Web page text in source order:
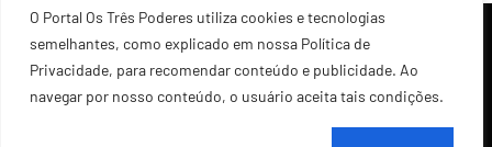
O Portal Os Três Poderes utiliza cookies e tecnologias
semelhantes, como explicado em nossa Política de
Privacidade, para recomendar conteúdo e publicidade. Ao
navegar por nosso conteúdo, o usuário aceita tais condições.